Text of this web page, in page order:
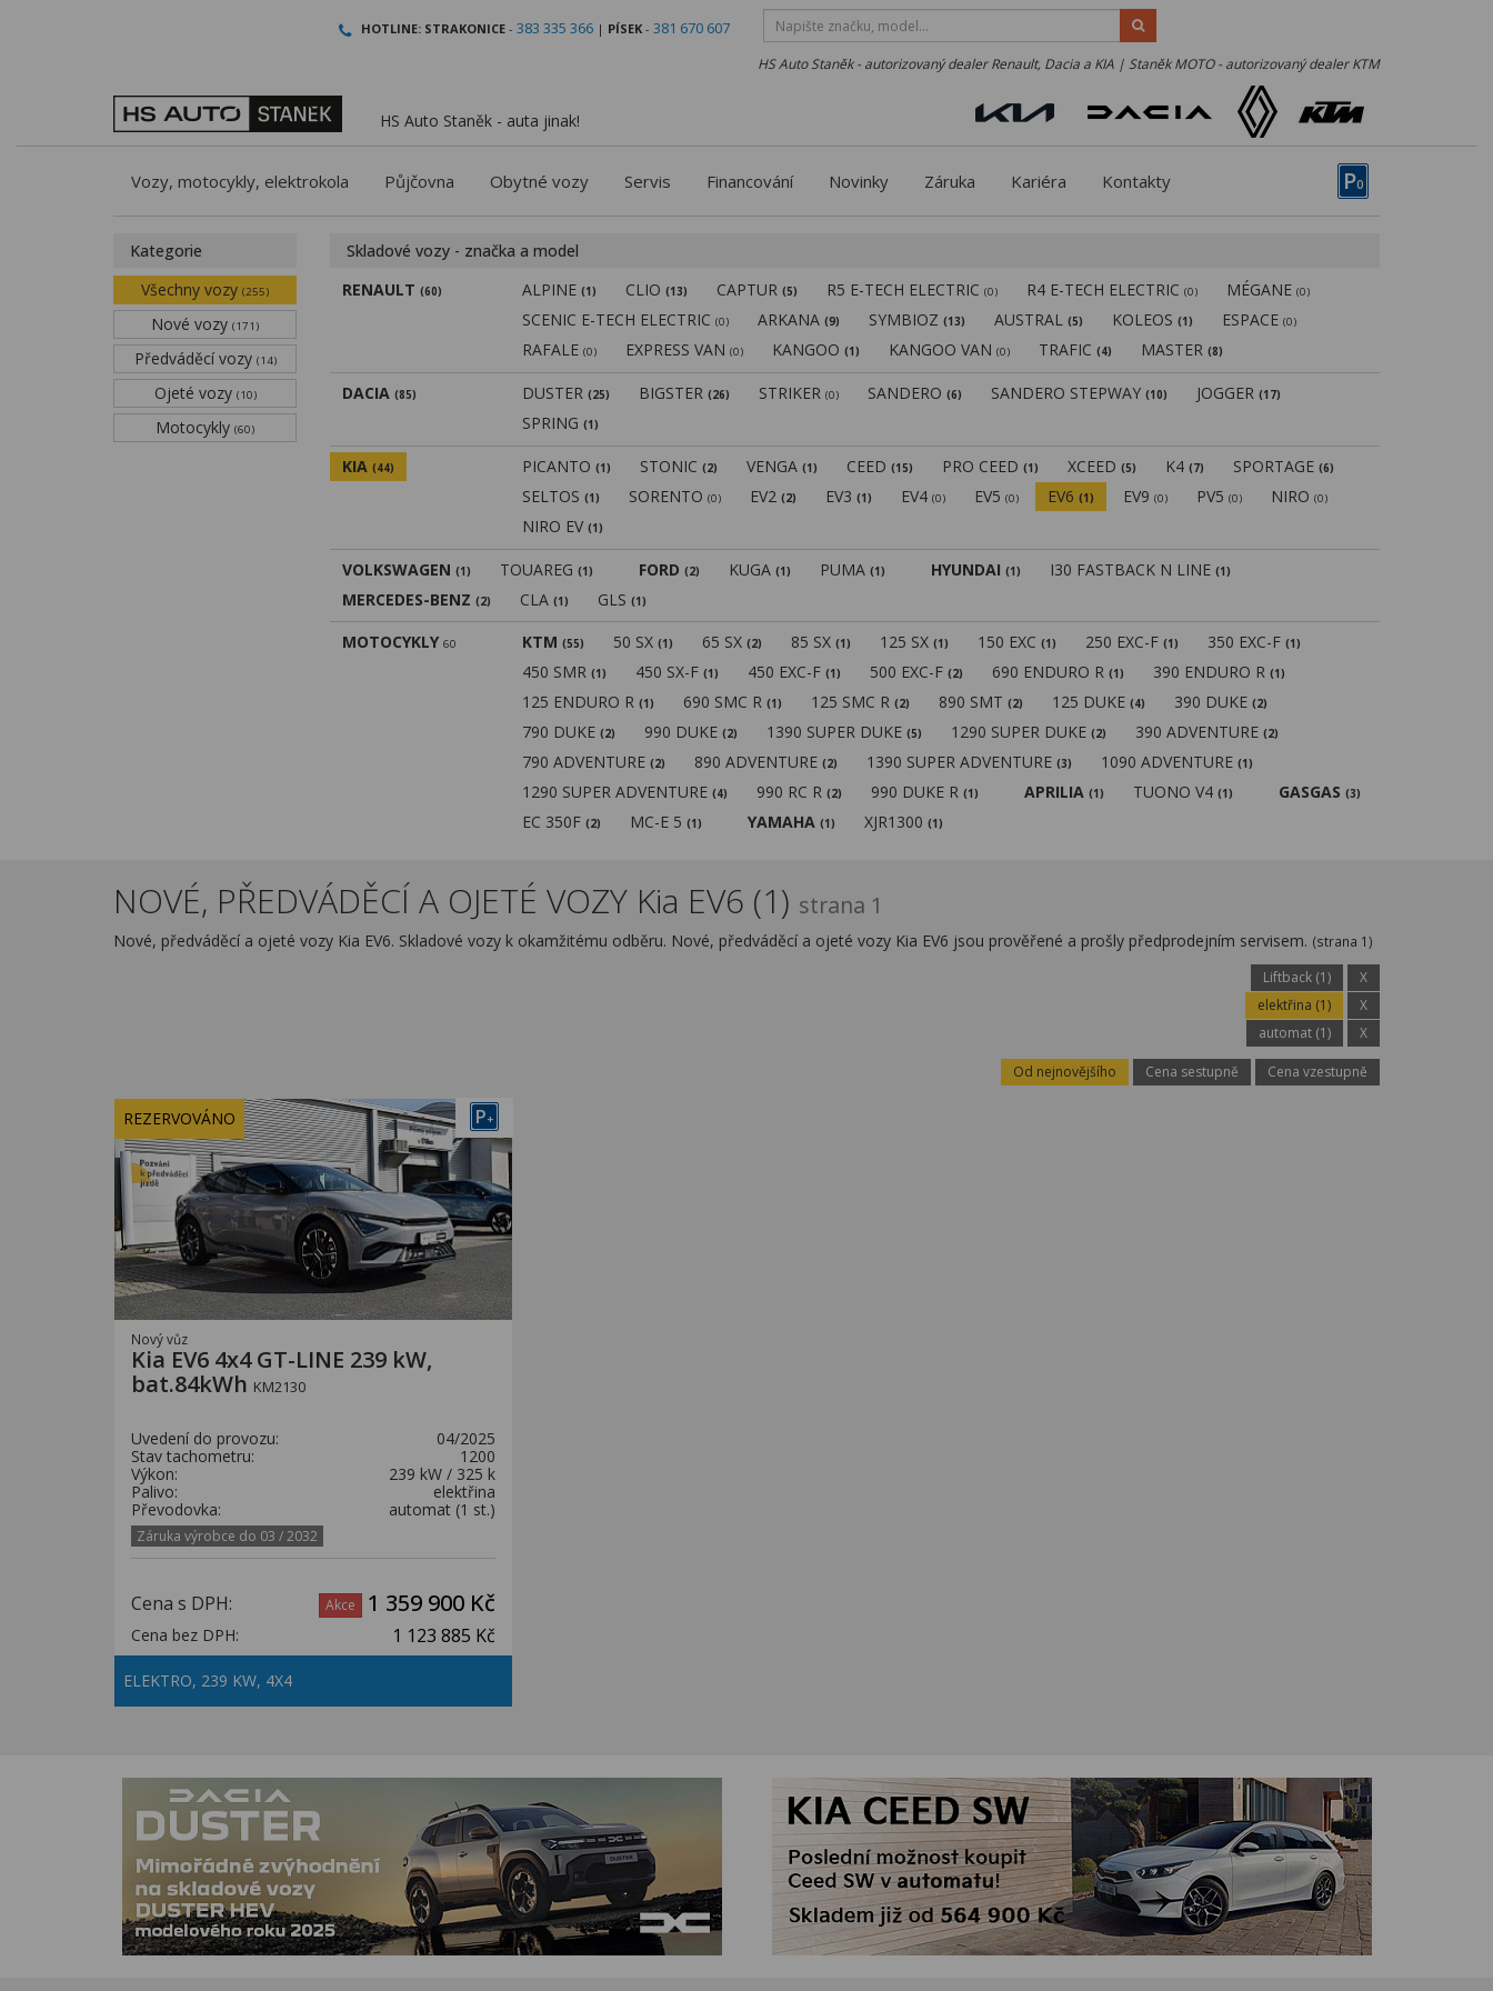
HOTLINE: STRAKONICE - 383 335 366 | PÍSEK - 381 670 607
HS Auto Staněk - autorizovaný dealer Renault, Dacia a KIA | Staněk MOTO - autorizovaný dealer KTM
HS Auto Staněk - auta jinak!
P0
Vozy, motocykly, elektrokola Půjčovna Obytné vozy Servis Financování Novinky Záruka Kariéra Kontakty
Kategorie
Všechny vozy (255)
Nové vozy (171)
Předváděcí vozy (14)
Ojeté vozy (10)
Motocykly (60)
Skladové vozy - značka a model
RENAULT (60) ALPINE(1) CLIO(13) CAPTUR(5) R5 E-TECH ELECTRIC(0) R4 E-TECH ELECTRIC(0) MÉGANE(0)
SCENIC E-TECH ELECTRIC(0) ARKANA(9) SYMBIOZ(13) AUSTRAL(5) KOLEOS(1) ESPACE(0)
RAFALE(0) EXPRESS VAN(0) KANGOO(1) KANGOO VAN(0) TRAFIC(4) MASTER(8)
DACIA (85) DUSTER(25) BIGSTER(26) STRIKER(0) SANDERO(6) SANDERO STEPWAY(10) JOGGER(17)
SPRING(1)
KIA (44) PICANTO(1) STONIC(2) VENGA(1) CEED(15) PRO CEED(1) XCEED(5) K4(7) SPORTAGE(6)
SELTOS(1) SORENTO(0) EV2(2) EV3(1) EV4(0) EV5(0) EV6(1) EV9(0) PV5(0) NIRO(0)
NIRO EV(1)
VOLKSWAGEN (1) TOUAREG (1) FORD (2) KUGA (1) PUMA (1) HYUNDAI (1) I30 FASTBACK N LINE (1)
MERCEDES-BENZ (2) CLA (1) GLS (1)
MOTOCYKLY 60 KTM (55) 50 SX(1) 65 SX(2) 85 SX(1) 125 SX(1) 150 EXC(1) 250 EXC-F(1) 350 EXC-F(1)
450 SMR(1) 450 SX-F(1) 450 EXC-F(1) 500 EXC-F(2) 690 ENDURO R(1) 390 ENDURO R(1)
125 ENDURO R(1) 690 SMC R(1) 125 SMC R(2) 890 SMT(2) 125 DUKE(4) 390 DUKE(2)
790 DUKE(2) 990 DUKE(2) 1390 SUPER DUKE(5) 1290 SUPER DUKE(2) 390 ADVENTURE(2)
790 ADVENTURE(2) 890 ADVENTURE(2) 1390 SUPER ADVENTURE(3) 1090 ADVENTURE(1)
1290 SUPER ADVENTURE(4) 990 RC R(2) 990 DUKE R(1) APRILIA (1) TUONO V4(1) GASGAS (3)
EC 350F(2) MC-E 5(1) YAMAHA (1) XJR1300(1)
NOVÉ, PŘEDVÁDĚCÍ A OJETÉ VOZY Kia EV6 (1) strana 1
Nové, předváděcí a ojeté vozy Kia EV6. Skladové vozy k okamžitému odběru. Nové, předváděcí a ojeté vozy Kia EV6 jsou prověřené a prošly předprodejním servisem. (strana 1)
Liftback (1)
X
elektřina (1)
X
automat (1)
X
Od nejnovějšího Cena sestupně Cena vzestupně
P+
REZERVOVÁNO
Nový vůz
Kia EV6 4x4 GT-LINE 239 kW,
bat.84kWh KM2130
Uvedení do provozu:
04/2025
Stav tachometru:
1200
Výkon:
239 kW / 325 k
Palivo:
elektřina
Převodovka:
automat (1 st.)
Záruka výrobce do 03 / 2032
Cena s DPH: Akce 1 359 900 Kč
Cena bez DPH: 1 123 885 Kč
ELEKTRO, 239 KW, 4X4